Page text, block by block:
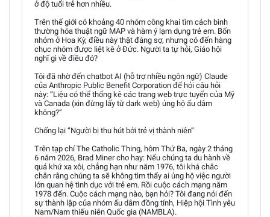
ở độ tuổi trẻ hơn nhiều.
Trên thế giới có khoảng 40 nhóm công khai tìm cách bình
thường hóa thuật ngữ MAP và hàm ý lạm dụng trẻ em. Bốn
nhóm ở Hoa Kỳ, điều này thật đáng sợ, nhưng có đến hàng
chục nhóm được liệt kê ở Đức. Người ta tự hỏi, Giáo hội
nghĩ gì về điều đó?
Tôi đã nhờ đến chatbot AI (hỗ trợ nhiều ngôn ngữ) Claude
của Anthropic Public Benefit Corporation để hỏi câu hỏi
này: “Liệu có thể thống kê các trang web trực tuyến của Mỹ
và Canada (xin đừng lấy từ dark web) ủng hộ ấu dâm
không?”
Chống lại “Người bị thu hút bởi trẻ vị thành niên”
Trên tạp chí The Catholic Thing, hôm Thứ Ba, ngày 2 tháng
6 năm 2026, Brad Miner cho hay: Nếu chúng ta du hành về
quá khứ xa xôi, chẳng hạn như năm 1976, tôi khá chắc
chắn rằng chúng ta sẽ không tìm thấy ai ủng hộ việc người
lớn quan hệ tình dục với trẻ em. Rồi cuộc cách mạng năm
1978 đến. Cuộc cách mạng nào, bạn hỏi? Tôi đang nói đến
sự thành lập của nhóm ấu dâm đồng tính, Hiệp hội Tình yêu
Nam/Nam thiếu niên Quốc gia (NAMBLA).